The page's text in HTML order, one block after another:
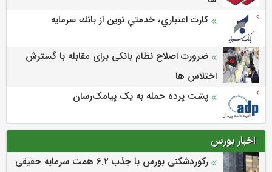
كارت اعتباري، خدمتي نوين از بانك سرمايه
ضرورت اصلاح نظام بانکی برای مقابله با گسترش
اختلاس ها
پشت پرده حمله به یک پیامک‌رسان
اخبار بورس
رکوردشکنی بورس با جذب ۶.۲ همت سرمایه حقیقی